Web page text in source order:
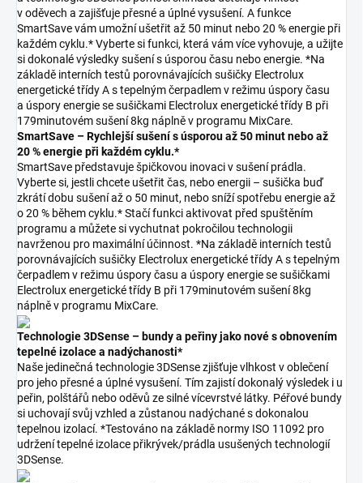
v oděvech a zajišťuje přesné a úplné vysušení. A funkce
SmartSave vám umožní ušetřit až 50 minut nebo 20 % energie při
každém cyklu.* Vyberte si funkci, která vám více vyhovuje, a užijte
si dokonalé výsledky sušení s úsporou času nebo energie. *Na
základě interních testů porovnávajících sušičky Electrolux
energetické třídy A s tepelným čerpadlem v režimu úspory času
a úspory energie se sušičkami Electrolux energetické třídy B při
179minutovém sušení 8kg náplně v programu MixCare.
SmartSave – Rychlejší sušení s úsporou až 50 minut nebo až
20 % energie při každém cyklu.*
SmartSave představuje špičkovou inovaci v sušení prádla.
Vyberte si, jestli chcete ušetřit čas, nebo energii – sušička buď
zkrátí dobu sušení až o 50 minut, nebo sníží spotřebu energie až
o 20 % během cyklu.* Stačí funkci aktivovat před spuštěním
programu a můžete si vychutnat pokročilou technologii
navrženou pro maximální účinnost. *Na základě interních testů
porovnávajících sušičky Electrolux energetické třídy A s tepelným
čerpadlem v režimu úspory času a úspory energie se sušičkami
Electrolux energetické třídy B při 179minutovém sušení 8kg
náplně v programu MixCare.
Technologie 3DSense – bundy a peřiny jako nové s obnovením
tepelné izolace a nadýchanosti*
Naše jedinečná technologie 3DSense zjišťuje vlhkost v oblečení
pro jeho přesné a úplné vysušení. Tím zajistí dokonalý výsledek i u
peřin, polštářů nebo oděvů ze silné vícevrstvé látky. Péřové bundy
si uchovají svůj vzhled a zůstanou nadýchané s dokonalou
tepelnou izolací. *Testováno na základě normy ISO 11092 pro
udržení tepelné izolace přikrývek/prádla usušených technologií
3DSense.